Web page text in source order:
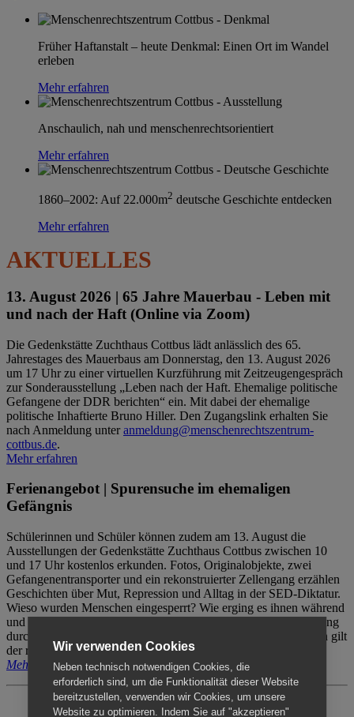
Früher Haftanstalt – heute Denkmal: Einen Ort im Wandel
erleben
Mehr erfahren
Anschaulich, nah und menschenrechtsorientiert
Mehr erfahren
1860–2002: Auf 22.000m2 deutsche Geschichte entdecken
Mehr erfahren
AKTUELLES
13. August 2026 | 65 Jahre Mauerbau - Leben mit
und nach der Haft (Online via Zoom)
Die Gedenkstätte Zuchthaus Cottbus lädt anlässlich des 65.
Jahrestages des Mauerbaus am Donnerstag, den 13. August 2026
um 17 Uhr zu einer virtuellen Kurzführung mit Zeitzeugengespräch
zur Sonderausstellung „Leben nach der Haft. Ehemalige politische
Gefangene der DDR berichten“ ein. Mit dabei der ehemalige
politische Inhaftierte Bruno Hiller. Den Zugangslink erhalten Sie
nach Anmeldung unteranmeldung@menschenrechtszentrum-
cottbus.de.
Mehr erfahren
Ferienangebot | Spurensuche im ehemaligen
Gefängnis
Schülerinnen und Schüler können zudem am 13. August die
Ausstellungen der Gedenkstätte Zuchthaus Cottbus zwischen 10
und 17 Uhr kostenlos erkunden. Fotos, Originalobjekte, zwei
Gefangenentransporter und ein rekonstruierter Zellengang erzählen
Geschichten über Mut, Repression und Alltag in der SED-Diktatur.
Wieso wurden Menschen eingesperrt? Wie erging es ihnen während
und nach der Haft? Der Besuch erfolgt individuell ohne Betreuung
durch das Menschenrechtszentrum Cottbus. Für Begleitpersonen gilt
der reguläre Eintritt (8€ / ermäßigt 5€).
Mehr erfahren
Wir verwenden Cookies
Neben technisch notwendigen Cookies, die
erforderlich sind, um die Funktionalität dieser Website
bereitzustellen, verwenden wir Cookies, um unsere
Website zu optimieren. Indem Sie auf "akzeptieren"